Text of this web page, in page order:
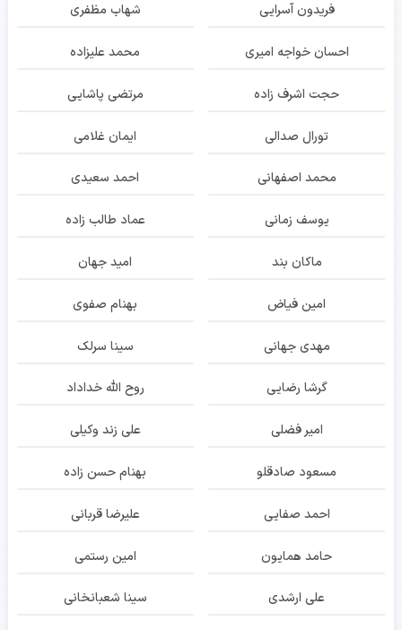
فریدون آسرایی شهاب مظفری
احسان خواجه امیری محمد علیزاده
حجت اشرف زاده مرتضی پاشایی
تورال صدالی ایمان غلامی
محمد اصفهانی احمد سعیدی
یوسف زمانی عماد طالب زاده
ماکان بند امید جهان
امین فیاض بهنام صفوی
مهدی جهانی سینا سرلک
گرشا رضایی روح الله خداداد
امیر فضلی علی زند وکیلی
مسعود صادقلو بهنام حسن زاده
احمد صفایی علیرضا قربانی
حامد همایون امین رستمی
علی ارشدی سینا شعبانخانی